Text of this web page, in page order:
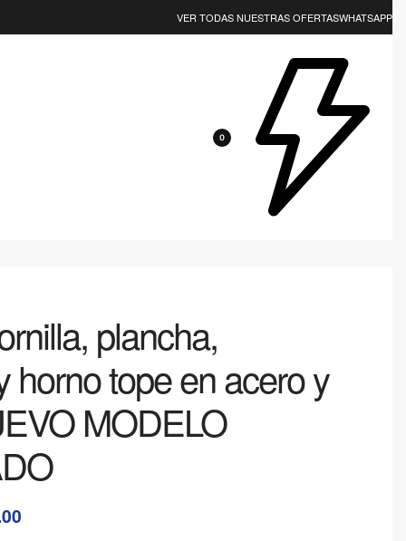
CALIDAD? NOSOTROS LOS TENEMOS 😎VER TODAS NUESTRAS OFERTASWHATSAPP
0
plancha,
horno tope en acero y
MODELO